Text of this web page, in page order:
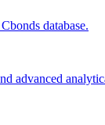
database.
advanced